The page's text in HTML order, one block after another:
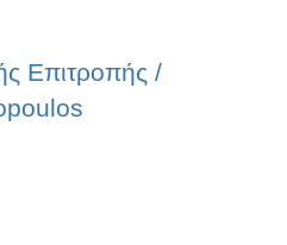
Επιτροπής /